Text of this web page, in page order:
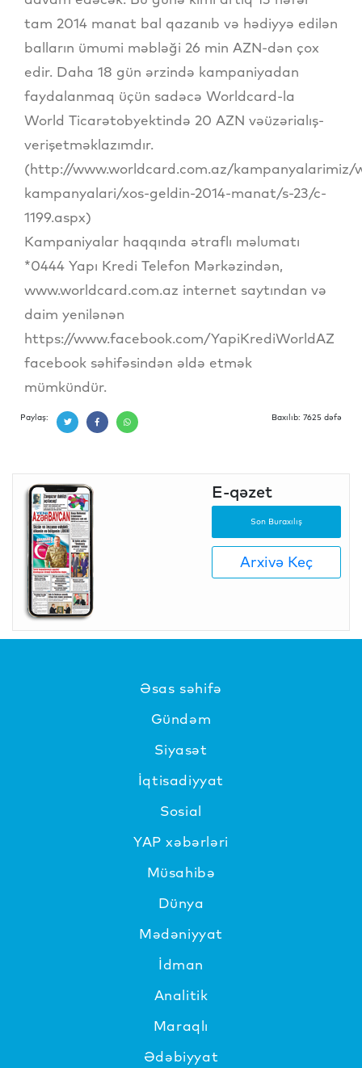
tam 2014 manat bal qazanıb və hədiyyə edilən
balların ümumi məbləği 26 min AZN-dən çox
edir. Daha 18 gün ərzində kampaniyadan
faydalanmaq üçün sadəcə Worldcard-la
World Ticarətobyektində 20 AZN vəüzərialış-
verişetməklazımdır.
(http://www.worldcard.com.az/kampanyalarimiz/
kampanyalari/xos-geldin-2014-manat/s-23/c-
1199.aspx)
Kampaniyalar haqqında ətraflı məlumatı
*0444 Yapı Kredi Telefon Mərkəzindən,
www.worldcard.com.az internet saytından və
daim yenilənən
https://www.facebook.com/YapiKrediWorldAZ
facebook səhifəsindən əldə etmək
mümkündür.
Paylaş: Baxılıb: 7625 dəfə
E-qəzet
Son Buraxılış
Arxivə Keç
Əsas səhifə
Gündəm
Siyasət
İqtisadiyyat
Sosial
YAP xəbərləri
Müsahibə
Dünya
Mədəniyyat
İdman
Analitik
Maraqlı
Ədəbiyyat